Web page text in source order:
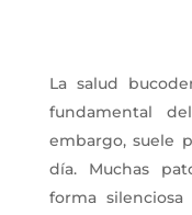
La salud
fundamental
embargo, suele
día. Muchas
forma